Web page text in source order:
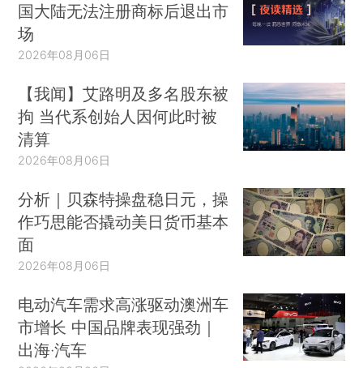
国大陆无法注册商标后退出市
场
2026年08月06日
【我闻】艾路明及多名股东被
拘 当代系创始人因何此时被
清算
2026年08月06日
分析｜贝森特操盘稳日元，操
作巧思能否撬动美日货币基本
面
2026年08月06日
电动汽车需求高涨驱动澳洲车
市增长 中国品牌表现强劲｜
出海·汽车